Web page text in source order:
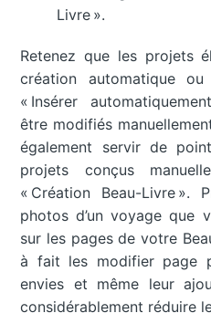
Livre ».
Retenez que les projets
création automatique
« Insérer
être modifiés
également servir de
projets conçus
« Création Beau-Livre ».
photos d’un voyage que
sur les pages de votre
à fait les modifier page
envies et même leur
considérablement réduire